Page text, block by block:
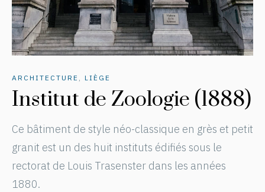
ARCHITECTURE , LIÈGE
Institut de Zoologie (1888)
Ce bâtiment de style néo-classique en grès et petit
granit est un des huit instituts édifiés sous le
rectorat de Louis Trasenster dans les années
1880.